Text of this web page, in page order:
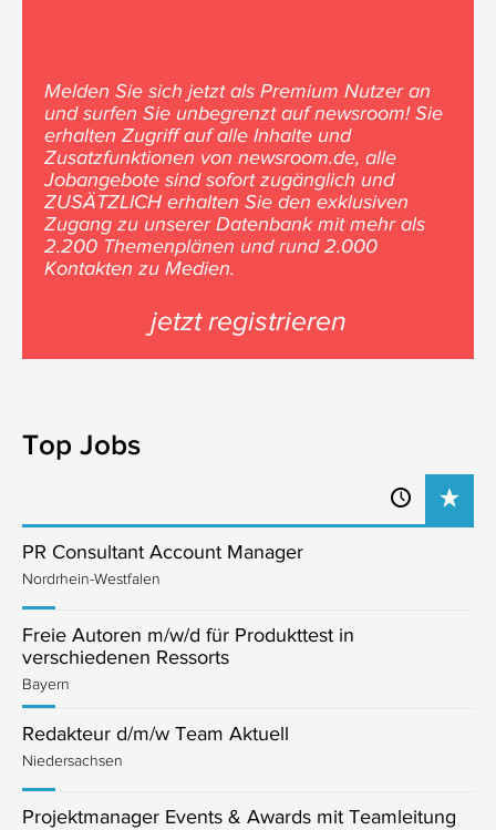
Melden Sie sich jetzt als Premium Nutzer an
und surfen Sie unbegrenzt auf newsroom! Sie
erhalten Zugriff auf alle Inhalte und
Zusatzfunktionen von newsroom.de, alle
Jobangebote sind sofort zugänglich und
ZUSÄTZLICH erhalten Sie den exklusiven
Zugang zu unserer Datenbank mit mehr als
2.200 Themenplänen und rund 2.000
Kontakten zu Medien.
jetzt registrieren
Top Jobs
PR Consultant Account Manager
Nordrhein-Westfalen
Freie Autoren m/w/d für Produkttest in
verschiedenen Ressorts
Bayern
Redakteur d/m/w Team Aktuell
Niedersachsen
Projektmanager Events & Awards mit Teamleitung